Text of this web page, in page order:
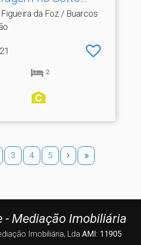
da Foz / Buarcos
2
3 4 5
- Mediação Imobiliária
Imobiliária, Lda AMI: 11905